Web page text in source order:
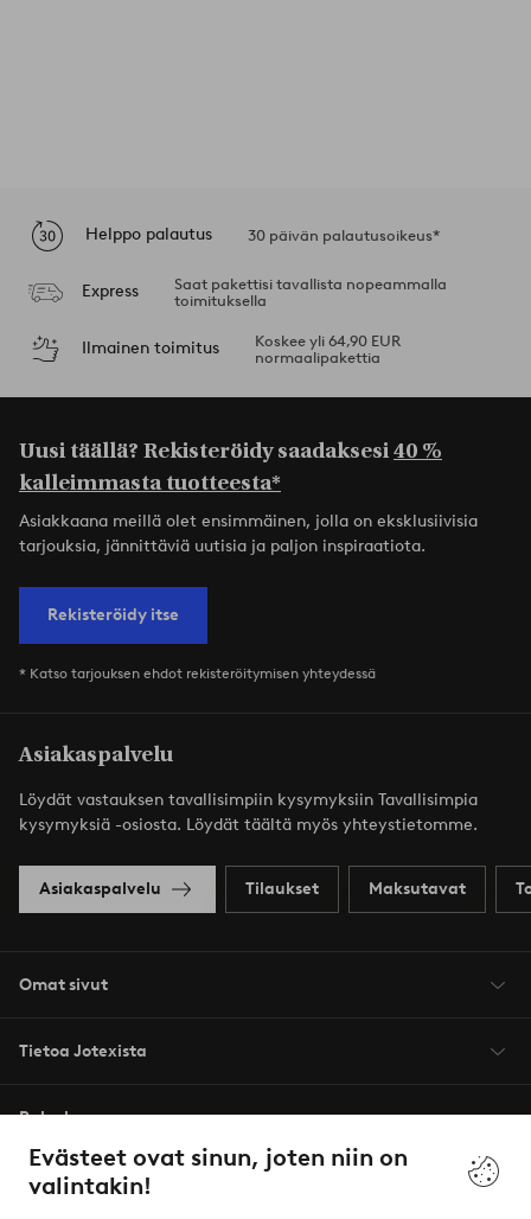
Evästeet ovat sinun, joten niin on
valintakin!
Helppo palautus 30 päivän palautusoikeus*
Express
Saat pakettisi tavallista nopeammalla
toimituksella
Ilmainen toimitus
Koskee yli 64,90 EUR
normaalipakettia
Uusi täällä? Rekisteröidy saadaksesi40 %
kalleimmasta tuotteesta*
Asiakkaana meillä olet ensimmäinen, jolla on eksklusiivisia
tarjouksia, jännittäviä uutisia ja paljon inspiraatiota.
Rekisteröidy itse
* Katso tarjouksen ehdot rekisteröitymisen yhteydessä
Asiakaspalvelu
Löydät vastauksen tavallisimpiin kysymyksiin Tavallisimpia
kysymyksiä -osiosta. Löydät täältä myös yhteystietomme.
Asiakaspalvelu Tilaukset Maksutavat
Omat sivut
Tietoa Jotexista
Palvelumme
Ehdot